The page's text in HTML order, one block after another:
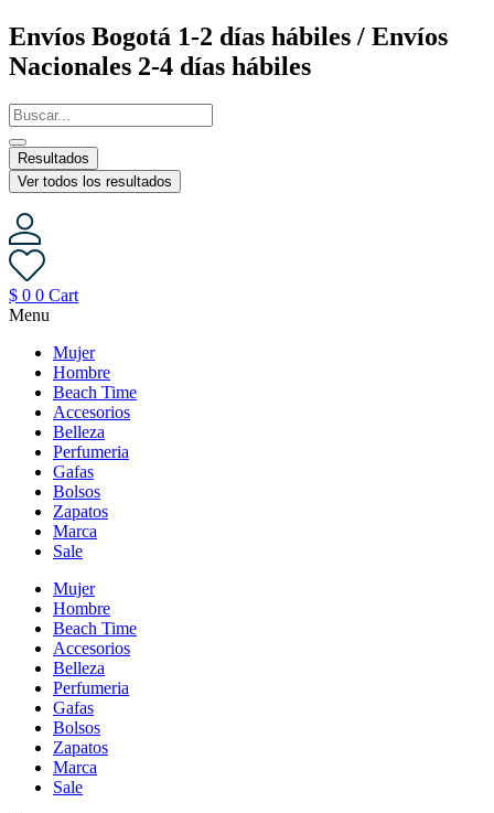
Saltar
al
contenido
Envíos Bogotá 1-2 días hábiles / Envíos
Nacionales 2-4 días hábiles
Resultados
Ver todos los resultados
$ 0 0 Cart
Menu
Mujer
Hombre
Beach Time
Accesorios
Belleza
Perfumeria
Gafas
Bolsos
Zapatos
Marca
Sale
Mujer
Hombre
Beach Time
Accesorios
Belleza
Perfumeria
Gafas
Bolsos
Zapatos
Marca
Sale